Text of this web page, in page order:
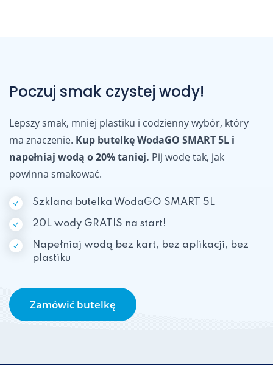
Poczuj smak czystej wody!
Lepszy smak, mniej plastiku i codzienny wybór, który
ma znaczenie. Kup butelkę WodaGO SMART 5L i
napełniaj wodą o 20% taniej. Pij wodę tak, jak
powinna smakować.
Szklana butelka WodaGO SMART 5L
20L wody GRATIS na start!
Napełniaj wodą bez kart, bez aplikacji, bez
plastiku
Zamówić butelkę